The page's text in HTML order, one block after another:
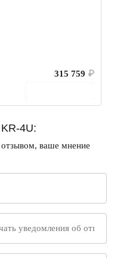
315 759 ₽
4U:
ваше мнение